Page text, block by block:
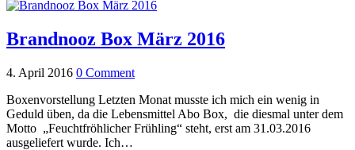
Brandnooz Box März 2016
4. April 2016 0 Comment
Boxenvorstellung Letzten Monat musste ich mich ein wenig in
Geduld üben, da die Lebensmittel Abo Box, die diesmal unter dem
Motto „Feuchtfröhlicher Frühling“ steht, erst am 31.03.2016
ausgeliefert wurde. Ich…